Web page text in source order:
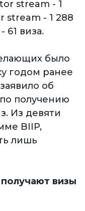
stream - 1
stream - 1 288
61 виза.
было
годом ранее
об
получению
Из девяти
BIIP,
лишь
визы